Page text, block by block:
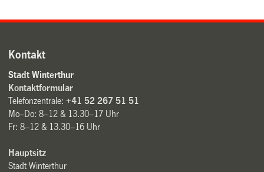
Kontakt
Stadt Winterthur
Kontaktformular
Telefonzentrale:+41 52 267 51 51
Mo–Do: 8–12 & 13.30–17 Uhr
Fr: 8–12 & 13.30–16 Uhr
Hauptsitz
Stadt Winterthur